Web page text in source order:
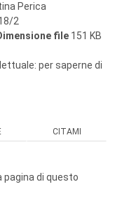
Perica
2
file 151 KB
per saperne di
CITAMI
pagina di questo